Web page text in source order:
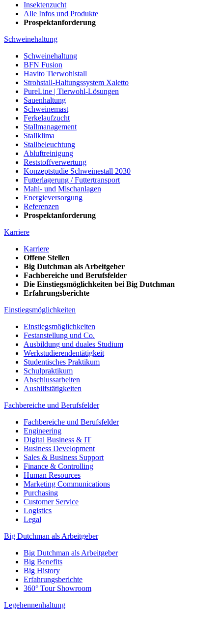
Insektenzucht
Alle Infos und Produkte
Prospektanforderung
Schweinehaltung
Schweinehaltung
BFN Fusion
Havito Tierwohlstall
Strohstall-Haltungssystem Xaletto
PureLine | Tierwohl-Lösungen
Sauenhaltung
Schweinemast
Ferkelaufzucht
Stallmanagement
Stallklima
Stallbeleuchtung
Abluftreinigung
Reststoffverwertung
Konzeptstudie Schweinestall 2030
Futterlagerung / Futtertransport
Mahl- und Mischanlagen
Energieversorgung
Referenzen
Prospektanforderung
Karriere
Karriere
Offene Stellen
Big Dutchman als Arbeitgeber
Fachbereiche und Berufsfelder
Die Einstiegsmöglichkeiten bei Big Dutchman
Erfahrungsberichte
Einstiegsmöglichkeiten
Einstiegsmöglichkeiten
Festanstellung und Co.
Ausbildung und duales Studium
Werkstudierendentätigkeit
Studentisches Praktikum
Schulpraktikum
Abschlussarbeiten
Aushilfstätigkeiten
Fachbereiche und Berufsfelder
Fachbereiche und Berufsfelder
Engineering
Digital Business & IT
Business Development
Sales & Business Support
Finance & Controlling
Human Resources
Marketing Communications
Purchasing
Customer Service
Logistics
Legal
Big Dutchman als Arbeitgeber
Big Dutchman als Arbeitgeber
Big Benefits
Big History
Erfahrungsberichte
360° Tour Showroom
Legehennenhaltung